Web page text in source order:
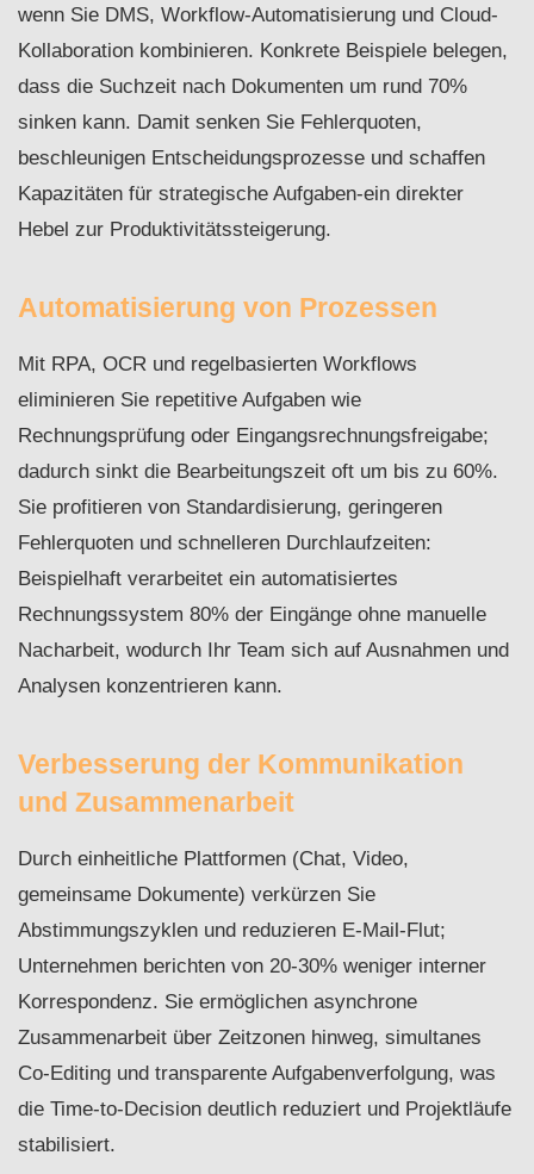
wenn Sie DMS, Workflow-Automatisierung und Cloud-
Kollaboration kombinieren. Konkrete Beispiele belegen,
dass die Suchzeit nach Dokumenten um rund 70%
sinken kann. Damit senken Sie Fehlerquoten,
beschleunigen Entscheidungsprozesse und schaffen
Kapazitäten für strategische Aufgaben-ein direkter
Hebel zur Produktivitätssteigerung.
Automatisierung von Prozessen
Mit RPA, OCR und regelbasierten Workflows
eliminieren Sie repetitive Aufgaben wie
Rechnungsprüfung oder Eingangsrechnungsfreigabe;
dadurch sinkt die Bearbeitungszeit oft um bis zu 60%.
Sie profitieren von Standardisierung, geringeren
Fehlerquoten und schnelleren Durchlaufzeiten:
Beispielhaft verarbeitet ein automatisiertes
Rechnungssystem 80% der Eingänge ohne manuelle
Nacharbeit, wodurch Ihr Team sich auf Ausnahmen und
Analysen konzentrieren kann.
Verbesserung der Kommunikation
und Zusammenarbeit
Durch einheitliche Plattformen (Chat, Video,
gemeinsame Dokumente) verkürzen Sie
Abstimmungszyklen und reduzieren E-Mail-Flut;
Unternehmen berichten von 20-30% weniger interner
Korrespondenz. Sie ermöglichen asynchrone
Zusammenarbeit über Zeitzonen hinweg, simultanes
Co-Editing und transparente Aufgabenverfolgung, was
die Time-to-Decision deutlich reduziert und Projektläufe
stabilisiert.